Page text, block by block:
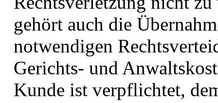
gehört auch die
notwendigen
Gerichts- und
Kunde ist verpflichtet,